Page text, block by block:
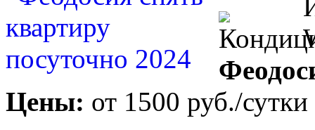
Цены: от 1500 руб./сутки